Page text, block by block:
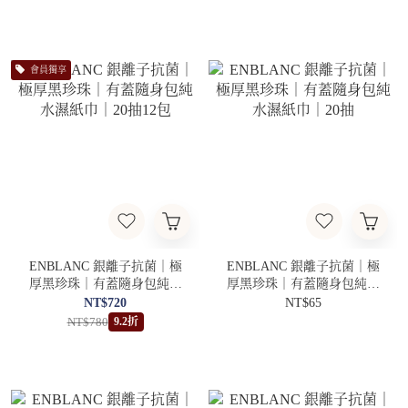
會員獨享
ENBLANC 銀離子抗菌｜極
厚黑珍珠｜有蓋隨身包純水
濕紙巾｜20抽12包
NT$720
NT$780 9.2折
ENBLANC 銀離子抗菌｜極
厚黑珍珠｜有蓋隨身包純水
濕紙巾｜20抽
NT$65